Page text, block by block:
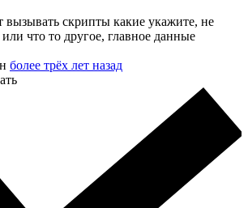
вызывать скрипты какие укажите, не
что то другое, главное данные
более трёх лет назад